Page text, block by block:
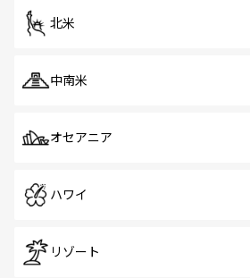
北米
中南米
オセアニア
ハワイ
リゾート